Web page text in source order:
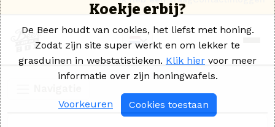
Koekje erbij?
De Beer houdt van cookies, het liefst met honing.
Zodat zijn site super werkt en om lekker te
grasduinen in webstatistieken. Klik hier voor meer
informatie over zijn honingwafels.
Voorkeuren Cookies toestaan